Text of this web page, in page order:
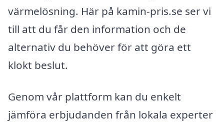
värmelösning. Här på kamin-pris.se ser vi
till att du får den information och de
alternativ du behöver för att göra ett
klokt beslut.
Genom vår plattform kan du enkelt
jämföra erbjudanden från lokala experter